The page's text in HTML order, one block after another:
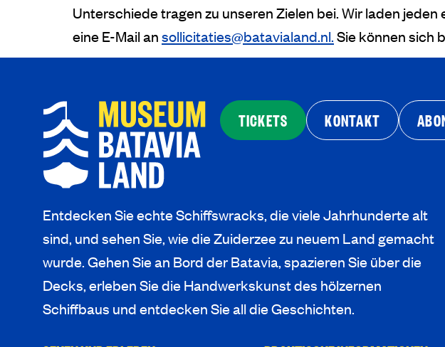
Unterschiede tragen zu unseren Zielen bei. Wir laden
eine E-Mail ansollicitaties@batavialand.nl.Sie können sich
TICKETS KONTAKT
Entdecken Sie echte Schiffswracks, die viele Jahrhunderte alt
sind, und sehen Sie, wie die Zuiderzee zu neuem Land gemacht
wurde. Gehen Sie an Bord der Batavia, spazieren Sie über die
Decks, erleben Sie die Handwerkskunst des hölzernen
Schiffbaus und entdecken Sie all die Geschichten.